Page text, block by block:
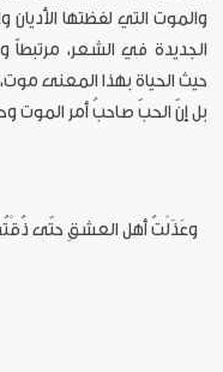
والموت التي لفظتها الأديان
الجديدة في الشعر، مرتبطاً
حيث الحياة بهذا المعنى
بل إنّ الحبّ صاحبُ أمر الموت
وعَذَلْتُ أهل العشقِ